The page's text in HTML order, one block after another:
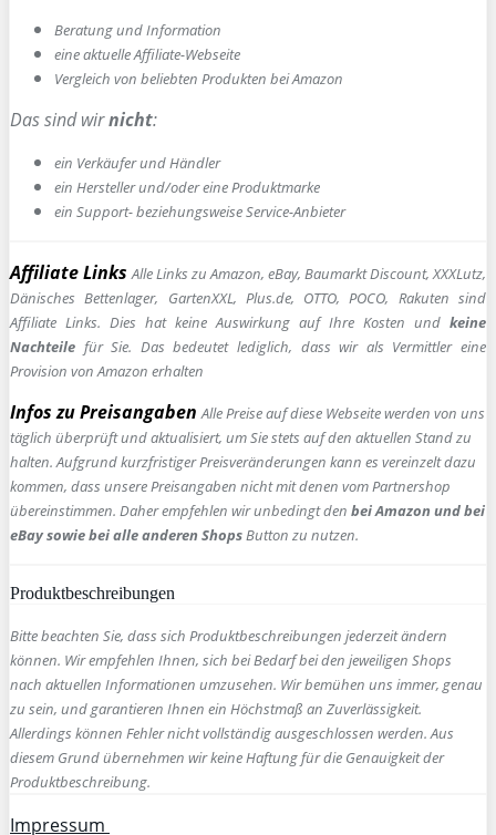
Beratung und Information
eine aktuelle Affiliate-Webseite
Vergleich von beliebten Produkten bei Amazon
Das sind wirnicht:
ein Verkäufer und Händler
ein Hersteller und/oder eine Produktmarke
ein Support- beziehungsweise Service-Anbieter
Affiliate Links Alle Links zu Amazon, eBay, Baumarkt Discount, XXXLutz,
Dänisches Bettenlager, GartenXXL, Plus.de, OTTO, POCO, Rakuten sind
Affiliate Links. Dies hat keine Auswirkung auf Ihre Kosten und keine
Nachteile für Sie. Das bedeutet lediglich, dass wir als Vermittler eine
Provision von Amazon erhalten
Infos zu Preisangaben Alle Preise auf diese Webseite werden von uns
täglich überprüft und aktualisiert, um Sie stets auf den aktuellen Stand zu
halten. Aufgrund kurzfristiger Preisveränderungen kann es vereinzelt dazu
kommen, dass unsere Preisangaben nicht mit denen vom Partnershop
übereinstimmen. Daher empfehlen wir unbedingt den bei Amazon und bei
eBay sowie bei alle anderen ShopsButton zu nutzen.
Produktbeschreibungen
Bitte beachten Sie, dass sich Produktbeschreibungen jederzeit ändern
können. Wir empfehlen Ihnen, sich bei Bedarf bei den jeweiligen Shops
nach aktuellen Informationen umzusehen. Wir bemühen uns immer, genau
zu sein, und garantieren Ihnen ein Höchstmaß an Zuverlässigkeit.
Allerdings können Fehler nicht vollständig ausgeschlossen werden. Aus
diesem Grund übernehmen wir keine Haftung für die Genauigkeit der
Produktbeschreibung.
Impressum